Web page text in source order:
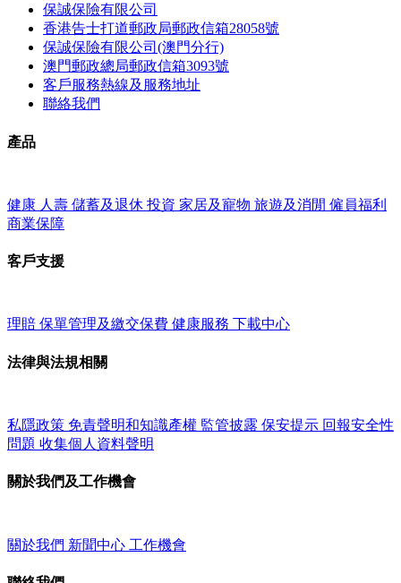
保誠保險有限公司
香港告士打道郵政局郵政信箱28058號
保誠保險有限公司(澳門分行)
澳門郵政總局郵政信箱3093號
客戶服務熱線及服務地址
聯絡我們
產品
健康 人壽 儲蓄及退休 投資 家居及寵物 旅遊及消閒 僱員福利
商業保障
客戶支援
理賠 保單管理及繳交保費 健康服務 下載中心
法律與法規相關
私隱政策 免責聲明和知識產權 監管披露 保安提示 回報安全性
問題 收集個人資料聲明
關於我們及工作機會
關於我們 新聞中心 工作機會